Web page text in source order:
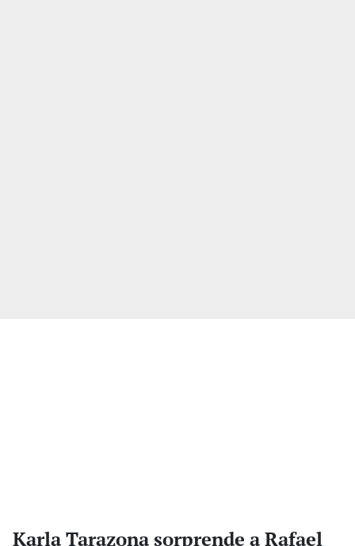
Karla Tarazona sorprende a Rafael